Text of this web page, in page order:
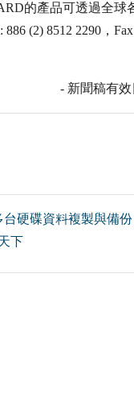
的產品可透過全球
(2) 8512 2290，
- 新聞稿有
硬碟資料複製與備份
下